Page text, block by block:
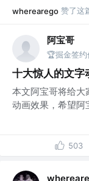
wherearego 赞了这
阿宝哥
十大惊人的文字
本文阿宝哥将给大
动画效果，希望阿
503